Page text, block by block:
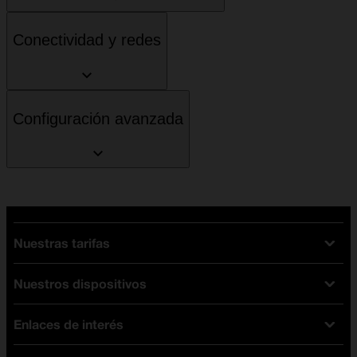
Conectividad y redes
Configuración avanzada
Nuestras tarifas
Tarifas Orange
Tarifas fibra y móvil
Tarifas móviles
Nuestros dispositivos
Ofertas en móviles
iPhone
Enlaces de interés